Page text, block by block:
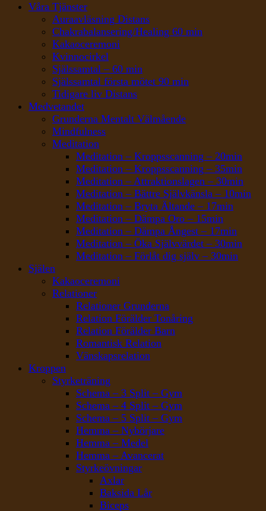
Våra Tjänster
Auraavläsning Distans
Chakrabalansering/Healing 60 min
Kakaoceremoni
Kvinnocirkel
Själssamtal – 60 min
Själssamtal första mötet 90 min
Tidigare liv Distans
Medvetandet
Grunderna Mentalt Välmående
Mindfulness
Meditation
Meditation – Kroppsscanning – 20min
Meditation – Kroppsscanning – 35min
Meditation – Attraktionslagen – 30min
Meditation – Bättre Självkänsla – 10min
Meditation – Bryta Ältande – 17min
Meditation – Dämpa Oro – 15min
Meditation – Dämpa Ångest – 17min
Meditation – Öka Självvärdet – 30min
Meditation – Förlåt dig själv – 30min
Själen
Kakaoceremoni
Relationer
Relationer Grunderna
Relation Förälder Tonåring
Relation Förälder Barn
Romantisk Relation
Vänskapsrelation
Kroppen
Styrketräning
Schema – 3 Split – Gym
Schema – 4 Split – Gym
Schema – 5 Split – Gym
Hemma – Nybörjare
Hemma – Medel
Hemma – Avancerat
Styrkeövningar
Axlar
Baksida Lår
Biceps